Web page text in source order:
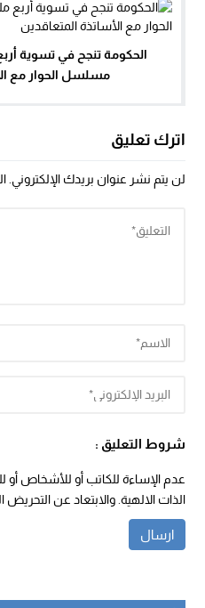
الحكومة تنجح في تسوية
مسلسل الحوار مع
اترك تعليق
لن يتم نشر عنوان بريدك الإلكتروني.
شروط التعليق :
عدم الإساءة للكاتب أو للأشخاص أو
الذات الالهية. والابتعاد عن